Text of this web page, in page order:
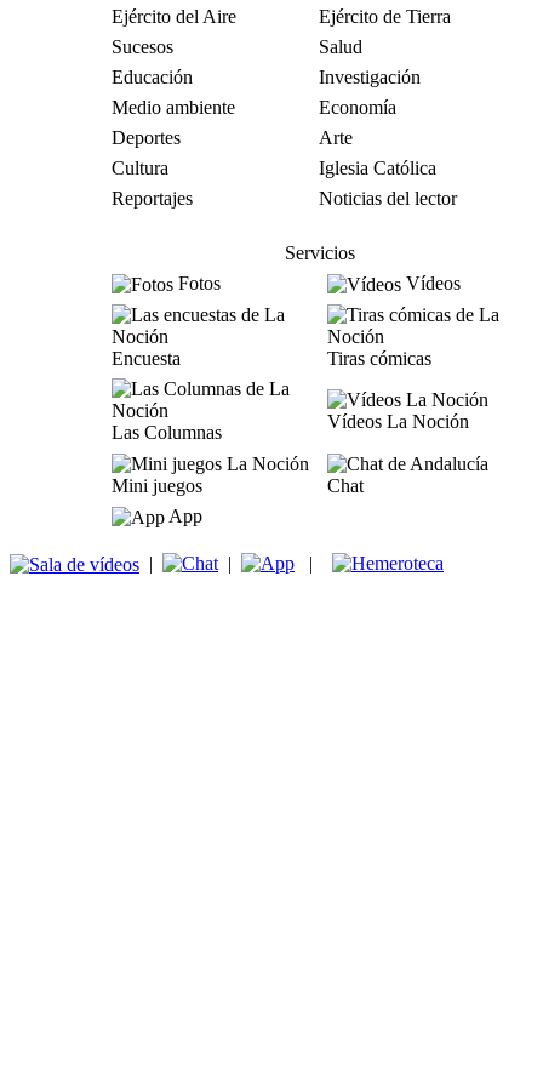
Ejército del Aire
Ejército de Tierra
Sucesos
Salud
Educación
Investigación
Medio ambiente
Economía
Deportes
Arte
Cultura
Iglesia Católica
Reportajes
Noticias del lector
Servicios
Fotos
Vídeos
Encuesta Tiras cómicas
Las Columnas
Vídeos La Noción
Mini juegos
Chat
App
| | |